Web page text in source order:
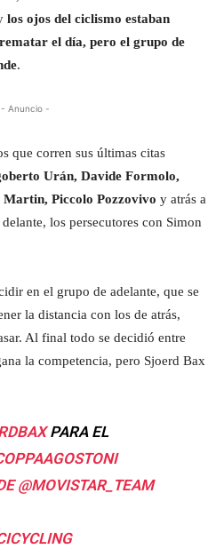
los ojos del ciclismo estaban
el día, pero el grupo de
.
- Anuncio -
que corren sus últimas citas
Urán, Davide Formolo,
Piccolo Pozzovivo y atrás a
los persecutores con Simon
en el grupo de adelante, que se
la distancia con los de atrás,
Al final todo se decidió entre
la competencia, pero Sjoerd Bax
PARA EL
@MOVISTAR_TEAM